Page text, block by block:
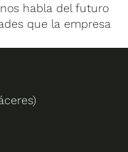
habla del futuro
que la empresa